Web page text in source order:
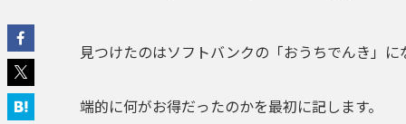
見つけたのはソフトバンクの「おうちでんき」 に
端的に何がお得だったのかを最初に記します。